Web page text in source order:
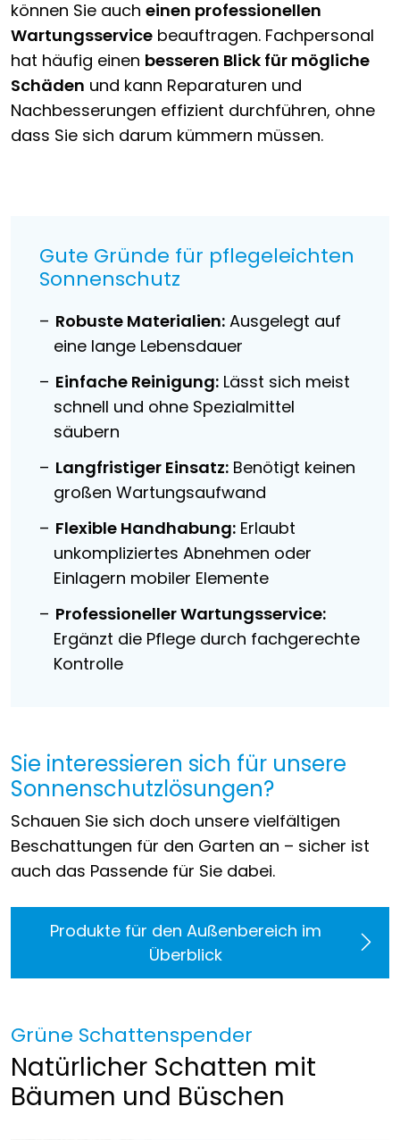
können Sie auch einen professionellen
Wartungsservice beauftragen. Fachpersonal
hat häufig einen besseren Blick für mögliche
Schäden und kann Reparaturen und
Nachbesserungen effizient durchführen, ohne
dass Sie sich darum kümmern müssen.
Gute Gründe für pflegeleichten
Sonnenschutz
Robuste Materialien: Ausgelegt auf
eine lange Lebensdauer
Einfache Reinigung: Lässt sich meist
schnell und ohne Spezialmittel
säubern
Langfristiger Einsatz: Benötigt keinen
großen Wartungsaufwand
Flexible Handhabung: Erlaubt
unkompliziertes Abnehmen oder
Einlagern mobiler Elemente
Professioneller Wartungsservice:
Ergänzt die Pflege durch fachgerechte
Kontrolle
Sie interessieren sich für unsere
Sonnenschutzlösungen?
Schauen Sie sich doch unsere vielfältigen
Beschattungen für den Garten an – sicher ist
auch das Passende für Sie dabei.
Produkte für den Außenbereich im
Überblick
Grüne Schattenspender
Natürlicher Schatten mit
Bäumen und Büschen